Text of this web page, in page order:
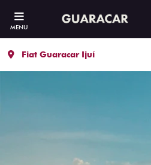
MENU
Fiat Guaracar Ijuí